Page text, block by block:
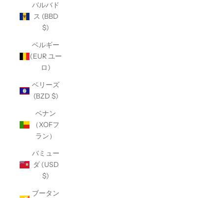
バルバド
ス (BBD
$)
ベルギー
(EUR ユー
ロ)
ベリーズ
(BZD $)
ベナン
（XOFフ
ラン）
バミュー
ダ (USD
$)
ブータン